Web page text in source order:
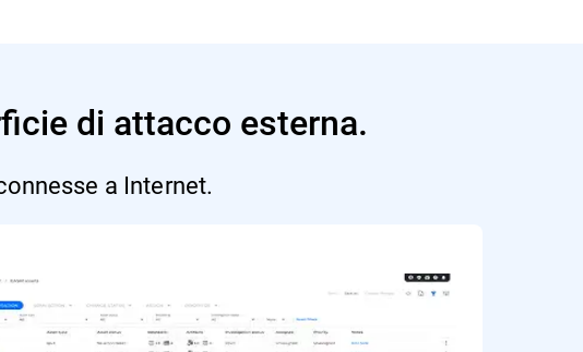
di attacco esterna.
a Internet.